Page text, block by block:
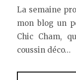
La semaine
mon blog un
Chic Cham,
coussin déco…